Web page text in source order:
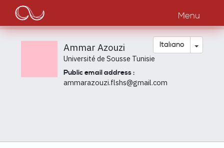
contenuto
principale
Main
navigation
Menu
Italiano Toggle
Ammar Azouzi
Université de Sousse Tunisie
Public email address :
ammarazouzi.flshs@gmail.com